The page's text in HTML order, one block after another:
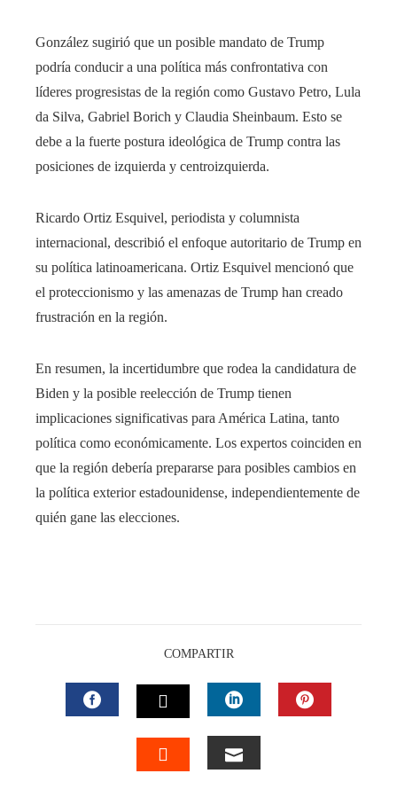
González sugirió que un posible mandato de Trump
podría conducir a una política más confrontativa con
líderes progresistas de la región como Gustavo Petro, Lula
da Silva, Gabriel Borich y Claudia Sheinbaum. Esto se
debe a la fuerte postura ideológica de Trump contra las
posiciones de izquierda y centroizquierda.
Ricardo Ortiz Esquivel, periodista y columnista
internacional, describió el enfoque autoritario de Trump en
su política latinoamericana. Ortiz Esquivel mencionó que
el proteccionismo y las amenazas de Trump han creado
frustración en la región.
En resumen, la incertidumbre que rodea la candidatura de
Biden y la posible reelección de Trump tienen
implicaciones significativas para América Latina, tanto
política como económicamente. Los expertos coinciden en
que la región debería prepararse para posibles cambios en
la política exterior estadounidense, independientemente de
quién gane las elecciones.
COMPARTIR
TWITTERLINKEDIN